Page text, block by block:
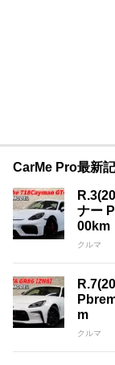
CarMe Pro最新
ナー
00km
クルマ
m
クルマ